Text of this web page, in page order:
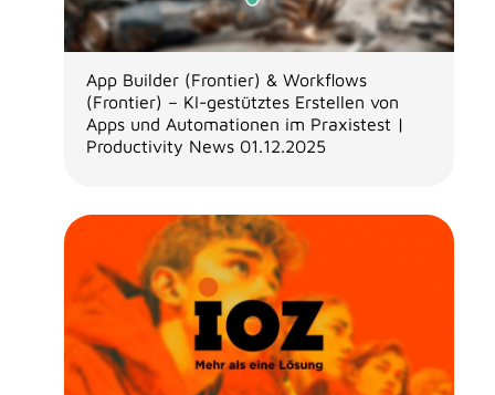
App Builder (Frontier) & Workflows
(Frontier) – KI-gestütztes Erstellen von
Apps und Automationen im Praxistest |
Productivity News 01.12.2025